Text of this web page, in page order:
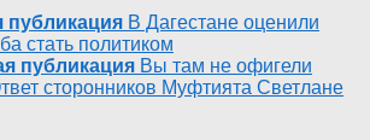
В Дагестане оценили
стать политиком
публикация Вы там не офигели
сторонников Муфтията Светлане